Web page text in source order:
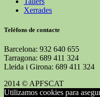
Xerrades
Telèfons de contacte
Barcelona: 932 640 655
Tarragona: 689 411 324
Lleida i Girona: 689 411 324
2014 © APFSCAT
Utilizamos cookies para